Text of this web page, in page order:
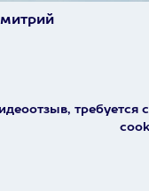
требуется